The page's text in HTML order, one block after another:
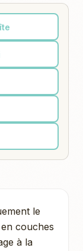
le
couches
à la